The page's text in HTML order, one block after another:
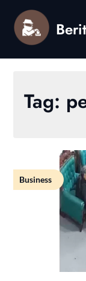
content
Tag:
Business